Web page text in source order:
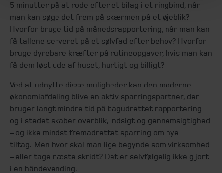
5 minutter på at rode efter et bilag i et ringbind, når
man kan søge det frem på skærmen på et øjeblik?
Hvorfor bruge tid på månedsrapportering, når man kan
få tallene serveret på et sølvfad efter behov? Hvorfor
bruge dyrebare kræfter på rutineopgaver, hvis man kan
få dem løst ude af huset, hurtigt og billigt?
Ved at udnytte disse muligheder kan den moderne
økonomiafdeling blive en aktiv sparringspartner, der
bruger langt mindre tid på bagudrettet rapportering
og i stedet skaber overblik, indsigt og gennemsigtighed
– og ikke mindst fremadrettet sparring om nye
tiltag. Men hvor skal man lige begynde som virksomhed
– eller tage næste skridt? Det er selvfølgelig ikke gjort
i en håndevending.